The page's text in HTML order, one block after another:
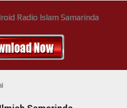
Radio Islam Samarinda